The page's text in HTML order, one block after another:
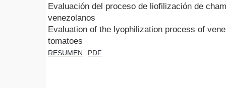
Evaluación del proceso de liofilización de
venezolanos
Evaluation of the lyophilization process of
tomatoes
RESUMEN PDF